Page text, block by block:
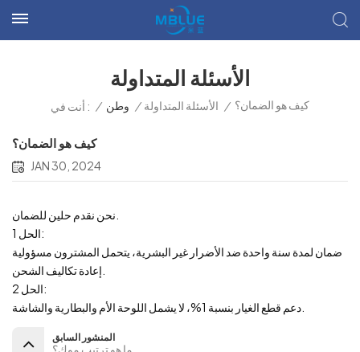
الأسئلة المتداولة
أنت في : / وطن / الأسئلة المتداولة / كيف هو الضمان؟
كيف هو الضمان؟
JAN 30, 2024
الحل 1:
ضمان لمدة سنة واحدة ضد الأضرار غير البشرية، يتحمل المشترون مسؤولية
الحل 2:
المنشور السابق
ما هو ترتيب موك؟